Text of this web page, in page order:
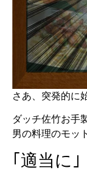
さあ、突発的に
ダッチ佐竹お手
男の料理のモッ
｢適当に｣